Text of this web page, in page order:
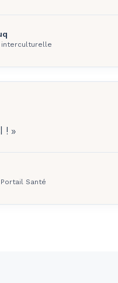
interculturelle
! »
Santé